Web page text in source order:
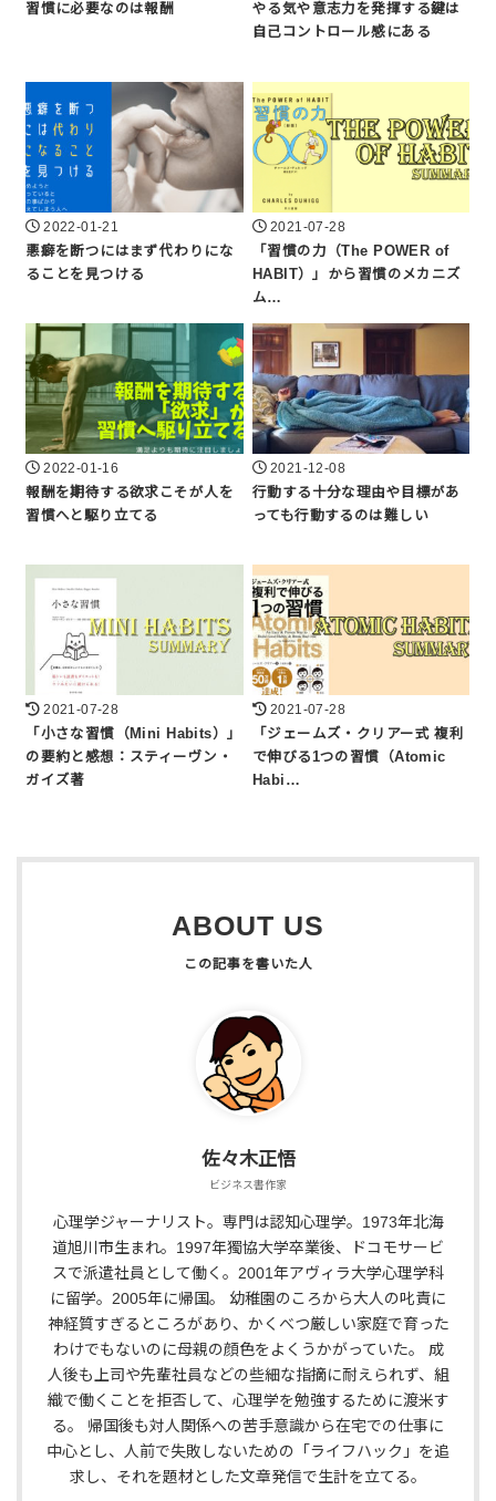
習慣に必要なのは報酬
やる気や意志力を発揮する鍵は
自己コントロール感にある
2022-01-21
悪癖を断つにはまず代わりにな
ることを見つける
2021-07-28
「習慣の力（The POWER of
HABIT）」から習慣のメカニズ
ム…
2022-01-16
報酬を期待する欲求こそが人を
習慣へと駆り立てる
2021-12-08
行動する十分な理由や目標があ
っても行動するのは難しい
2021-07-28
「小さな習慣（Mini Habits）」
の要約と感想：スティーヴン・
ガイズ著
2021-07-28
「ジェームズ・クリアー式 複利
で伸びる1つの習慣（Atomic
Habi…
ABOUT US
佐々木正悟
ビジネス書作家
心理学ジャーナリスト。専門は認知心理学。1973年北海
道旭川市生まれ。1997年獨協大学卒業後、ドコモサービ
スで派遣社員として働く。2001年アヴィラ大学心理学科
に留学。2005年に帰国。 幼稚園のころから大人の叱責に
神経質すぎるところがあり、かくべつ厳しい家庭で育った
わけでもないのに母親の顔色をよくうかがっていた。 成
人後も上司や先輩社員などの些細な指摘に耐えられず、組
織で働くことを拒否して、心理学を勉強するために渡米す
る。 帰国後も対人関係への苦手意識から在宅での仕事に
中心とし、人前で失敗しないための「ライフハック」を追
求し、それを題材とした文章発信で生計を立てる。